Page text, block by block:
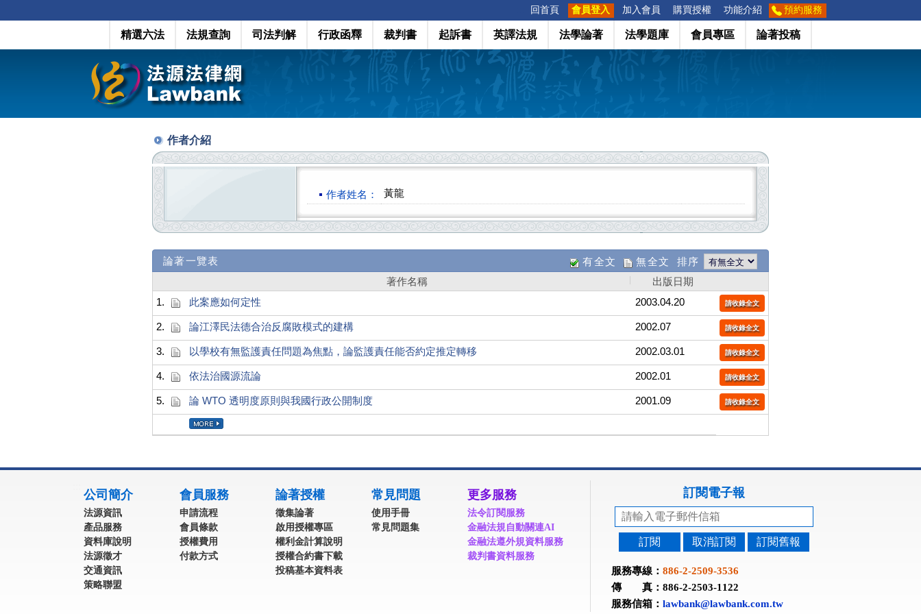
回首頁 會員登入 加入會員 購買授權 功能介紹 預約服務
精選六法 法規查詢 司法判解 行政函釋 裁判書 起訴書 英譯法規 法學論著 法學題庫 會員專區 論著投稿
作者介紹
作者姓名： 黃龍
論著一覽表 有全文 無全文 排序
著作名稱
出版日期
1.
此案應如何定性 2003.04.20 請收錄全文
2. 論江澤民法德合治反腐敗模式的建構 2002.07 請收錄全文
3. 以學校有無監護責任問題為焦點，論監護責任能否約定推定轉移 2002.03.01 請收錄全文
4. 依法治國源流論 2002.01 請收錄全文
5. 論 WTO 透明度原則與我國行政公開制度 2001.09 請收錄全文
公司簡介
法源資訊
產品服務
資料庫說明
法源徵才
交通資訊
策略聯盟
會員服務
申請流程
會員條款
授權費用
付款方式
論著授權
徵集論著
啟用授權專區
權利金計算說明
授權合約書下載
投稿基本資料表
常見問題
使用手冊
常見問題集
更多服務
法令訂閱服務
金融法規自動關連AI
金融法遵外規資料服務
裁判書資料服務
訂閱電子報
訂閱 取消訂閱 訂閱舊報
服務專線： 886-2-2509-3536
傳 真：886-2-2503-1122
服務信箱： lawbank@lawbank.com.tw